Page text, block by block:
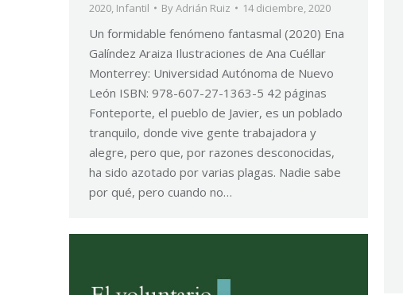
2020, Infantil ByAdrián Ruiz 14 diciembre, 2020
Un formidable fenómeno fantasmal (2020) Ena
Galíndez Araiza Ilustraciones de Ana Cuéllar
Monterrey: Universidad Autónoma de Nuevo
León ISBN: 978-607-27-1363-5 42 páginas
Fonteporte, el pueblo de Javier, es un poblado
tranquilo, donde vive gente trabajadora y
alegre, pero que, por razones desconocidas,
ha sido azotado por varias plagas. Nadie sabe
por qué, pero cuando no…